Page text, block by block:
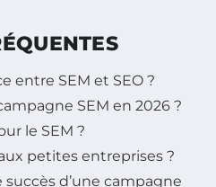
entre SEM et SEO ?
SEM en 2026 ?
le SEM ?
petites entreprises ?
d’une campagne